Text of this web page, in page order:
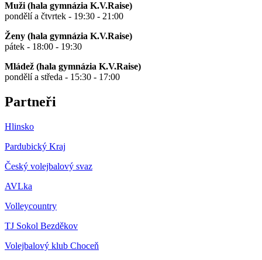
Muži (hala gymnázia K.V.Raise)
pondělí a čtvrtek - 19:30 - 21:00
Ženy (hala gymnázia K.V.Raise)
pátek - 18:00 - 19:30
Mládež (hala gymnázia K.V.Raise)
pondělí a středa - 15:30 - 17:00
Partneři
Hlinsko
Pardubický Kraj
Český volejbalový svaz
AVLka
Volleycountry
TJ Sokol Bezděkov
Volejbalový klub Choceň